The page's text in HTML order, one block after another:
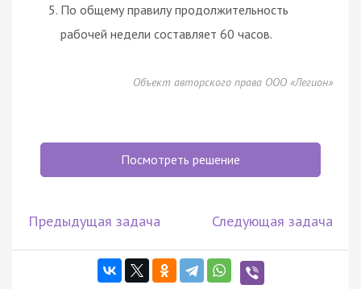
По общему правилу продолжительность
рабочей недели составляет 60 часов.
Объект авторского права ООО «Легион»
Посмотреть решение
Предыдущая задача Следующая задача